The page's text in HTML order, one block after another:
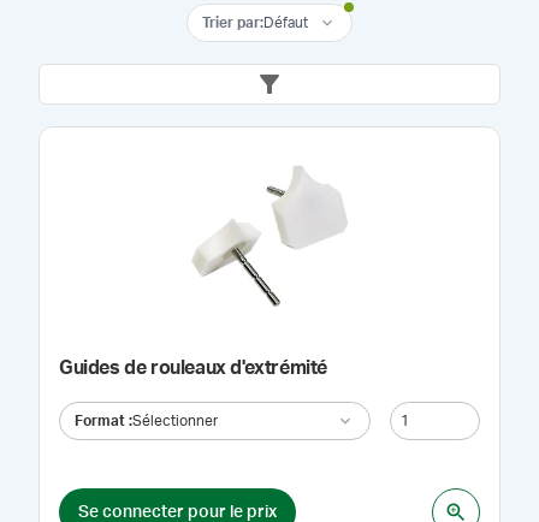
Trier par:Défaut
Guides de rouleaux d'extrémité
Format :Sélectionner
Se connecter pour le prix